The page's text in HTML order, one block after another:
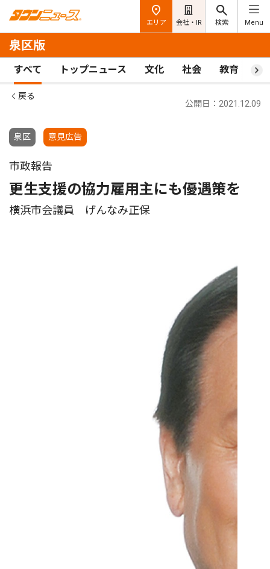
エリア 会社・IR 検索 Menu
泉区版
すべて トップニュース 文化 社会 教育 ス
戻る
泉区 意見広告
公開日：2021.12.09
市政報告
更生支援の協力雇用主にも優遇策を
横浜市会議員 げんなみ正保